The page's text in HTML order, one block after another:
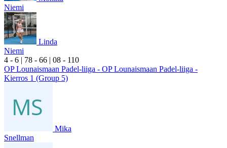
Niemi
Linda
Niemi
4 - 6 | 78 - 66 | 08 - 110
OP Lounaismaan Padel-liiga - OP Lounaismaan Padel-liiga -
Kierros 1 (Group 5)
Mika
Snellman